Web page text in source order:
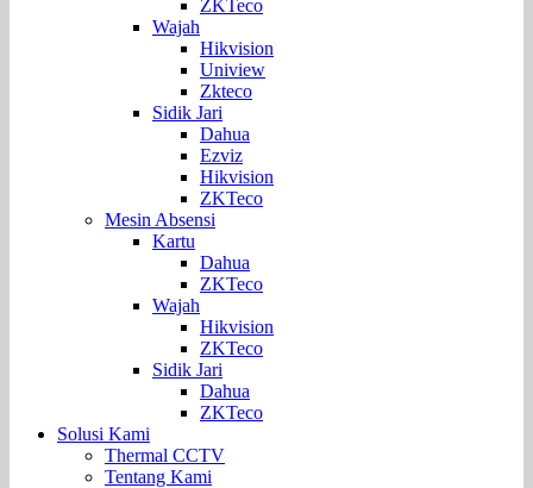
ZKTeco
Wajah
Hikvision
Uniview
Zkteco
Sidik Jari
Dahua
Ezviz
Hikvision
ZKTeco
Mesin Absensi
Kartu
Dahua
ZKTeco
Wajah
Hikvision
ZKTeco
Sidik Jari
Dahua
ZKTeco
Solusi Kami
Thermal CCTV
Tentang Kami